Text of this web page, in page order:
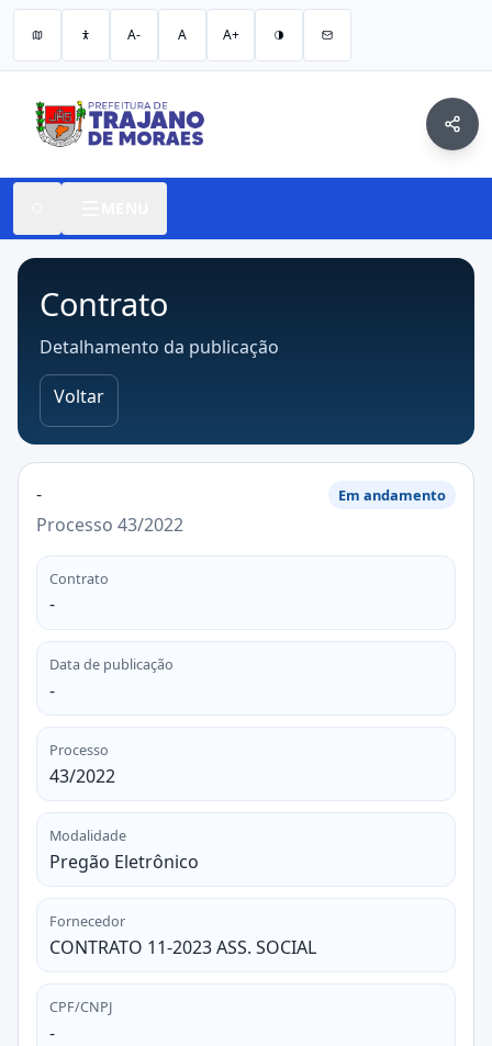
A- A A+
Contrato
Detalhamento da publicação
Voltar
-
Processo 43/2022
Em andamento
Contrato
-
Data de publicação
-
Processo
43/2022
Modalidade
Pregão Eletrônico
Fornecedor
CONTRATO 11-2023 ASS. SOCIAL
CPF/CNPJ
-